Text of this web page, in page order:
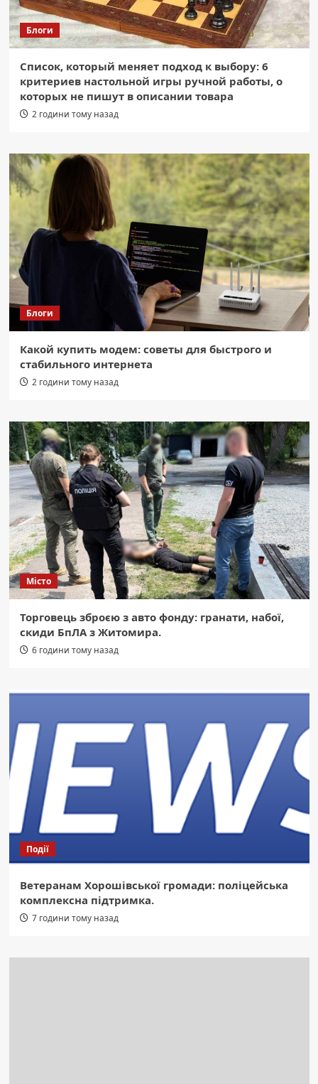
Блоги
Список, который меняет подход к выбору: 6
критериев настольной игры ручной работы, о
которых не пишут в описании товара
2 години тому назад
Блоги
Какой купить модем: советы для быстрого и
стабильного интернета
2 години тому назад
Місто
Торговець зброєю з авто фонду: гранати, набої,
скиди БпЛА з Житомира.
6 години тому назад
Події
Ветеранам Хорошівської громади: поліцейська
комплексна підтримка.
7 години тому назад